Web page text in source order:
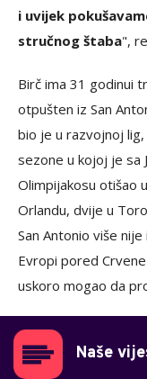
i uvijek
stručnog štaba",
Birč ima 31 godinui
otpušten iz San
bio je u razvojnoj
sezone u kojoj je sa
Olimpijakosu otišao
Orlandu, dvije u
San Antonio više
Evropi pored
uskoro mogao da
Naše